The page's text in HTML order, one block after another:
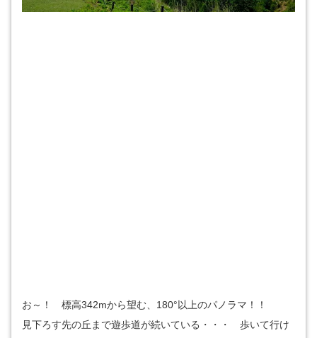
お～！ 標高342mから望む、180°以上のパノラマ！！
見下ろす先の丘まで遊歩道が続いている・・・ 歩いて行け